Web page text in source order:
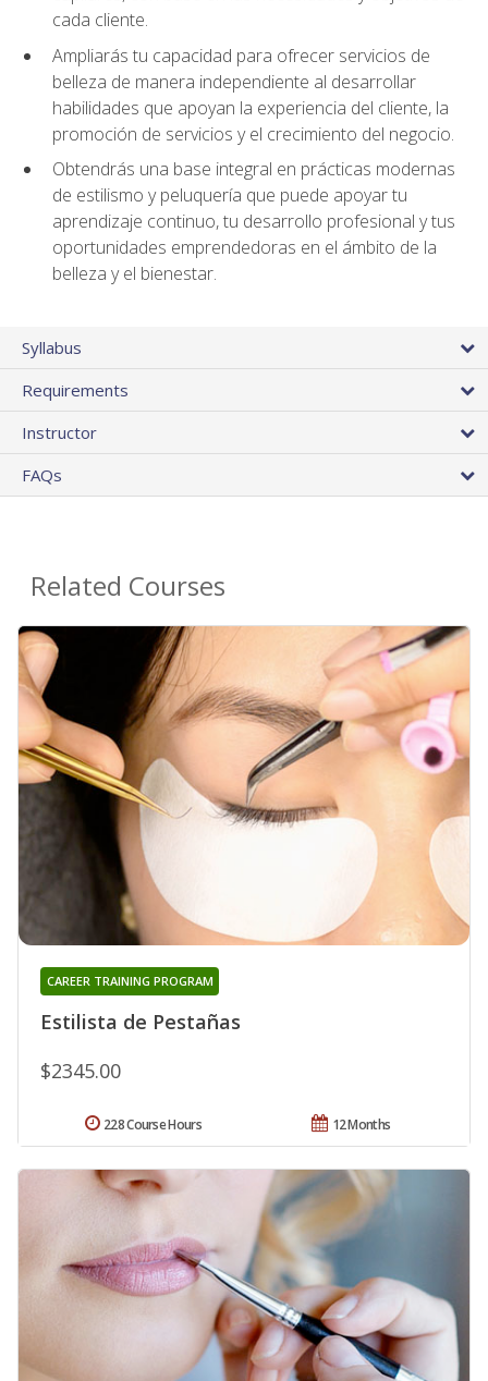
cada cliente.
Ampliarás tu capacidad para ofrecer servicios de
belleza de manera independiente al desarrollar
habilidades que apoyan la experiencia del cliente, la
promoción de servicios y el crecimiento del negocio.
Obtendrás una base integral en prácticas modernas
de estilismo y peluquería que puede apoyar tu
aprendizaje continuo, tu desarrollo profesional y tus
oportunidades emprendedoras en el ámbito de la
belleza y el bienestar.
Syllabus
Requirements
Instructor
FAQs
Related Courses
Estilista de Pestañas
CAREER TRAINING PROGRAM
$2345.00
12 Months
228 Course Hours